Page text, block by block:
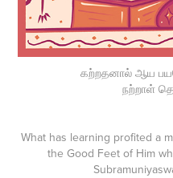
கற்றதனால் ஆய
நற்றாள்
What has learning profited a
the Good Feet of Him